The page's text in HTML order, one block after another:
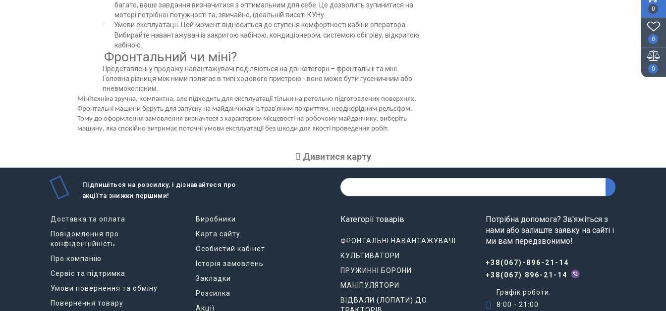
0
0
0
багато, ваше завдання визначитися з оптимальним для себе. Це дозволить зупинитися на
моторі потрібної потужності та, звичайно, ідеальній висоті КУНу.
·
Умови експлуатації. Цей момент відноситься до ступеня комфортності кабіни оператора.
Вибирайте навантажувач із закритою кабіною, кондиціонером, системою обігріву, відкритою
кабіною.
Фронтальний чи міні?
Представлені у продажу навантажувачі поділяються на дві категорії – фронтальні та міні.
Головна різниця між ними полягає в типі ходового пристрою - воно може бути гусеничним або
пневмоколісним.
Мінітехніка зручна, компактна, але підходить для експлуатації тільки на ретельно підготовлених поверхнях.
Фронтальні машини беруть для запуску на майданчиках із трав'яним покриттям, неоднорідним рельєфом.
Тому до оформлення замовлення визначтеся з характером місцевості на робочому майданчику, виберіть
машину, яка спокійно витримає поточні умови експлуатації без шкоди для якості проведення робіт.
Дивитися карту
Підпишіться на розсилку, і дізнавайтеся про
акції та знижки першими!
Доставка та оплата
Повідомлення про
конфіденційність
Про компанію
Сервіс та підтримка
Умови повернення та обміну
Повернення товару
Виробники
Карта сайту
Особистий кабінет
Історія замовлень
Закладки
Розсилка
Акції
Категорії товарів
ФРОНТАЛЬНІ НАВАНТАЖУВАЧІ
КУЛЬТИВАТОРИ
ПРУЖИННІ БОРОНИ
МАНІПУЛЯТОРИ
ВІДВАЛИ (ЛОПАТИ) ДО
Потрібна допомога? Зв'яжіться з
нами або залиште заявку на сайті і
ми вам передзвонимо!
+38(067)-896-21-14
+38(067) 896-21-14
Графік роботи:
8:00 - 21:00